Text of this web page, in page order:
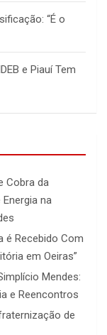
“É o
e Piauí Tem
Cobra da
na
é Recebido Com
em Oeiras”
Mendes:
e Reencontros
de